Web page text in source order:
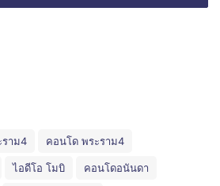
ราม4 คอนโด พระราม4
ไอดีโอ โมบิ คอนโดอนันดา